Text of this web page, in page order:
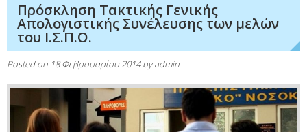
Πρόσκληση Τακτικής Γενικής
Απολογιστικής Συνέλευσης των μελών
του Ι.Σ.Π.Ο.
Posted on 18 Φεβρουαρίου 2014byadmin